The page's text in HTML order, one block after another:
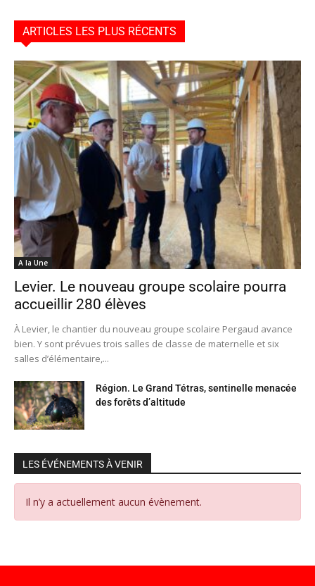
ARTICLES LES PLUS RÉCENTS
A la Une
Levier. Le nouveau groupe scolaire pourra
accueillir 280 élèves
À Levier, le chantier du nouveau groupe scolaire Pergaud avance
bien. Y sont prévues trois salles de classe de maternelle et six
salles d’élémentaire,...
Région. Le Grand Tétras, sentinelle menacée
des forêts d’altitude
LES ÉVÉNEMENTS À VENIR
Il n’y a actuellement aucun évènement.